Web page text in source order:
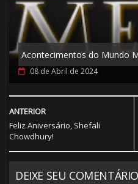
Acontecimentos do Mundo
08 de Abril de 2024
ANTERIOR
Feliz Aniversário, Shefali
Chowdhury!
DEIXE SEU COMENTÁRIO